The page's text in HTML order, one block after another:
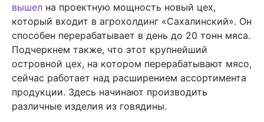
вышел на проектную мощность новый цех,
который входит в агрохолдинг «Сахалинский». Он
способен перерабатывает в день до 20 тонн мяса.
Подчеркнем также, что этот крупнейший
островной цех, на котором перерабатывают мясо,
сейчас работает над расширением ассортимента
продукции. Здесь начинают производить
различные изделия из говядины.